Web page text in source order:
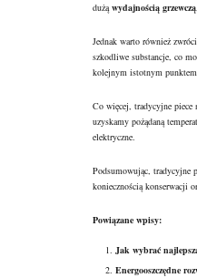
dużąwydajnością grzewczą
Jednak warto również
szkodliwe substancje, co
kolejnym istotnym
Co więcej, tradycyjne piece
uzyskamy pożądaną
elektryczne.
Podsumowując, tradycyjne
koniecznością konserwacji
Powiązane wpisy:
Jak wybrać
Energooszczędne